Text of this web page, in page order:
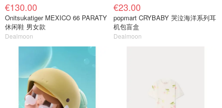
€130.00
Onitsukatiger MEXICO 66 PARATY
休闲鞋 男女款
Dealmoon
€23.00
popmart CRYBABY 哭泣海洋系列耳
机包盲盒
Dealmoon